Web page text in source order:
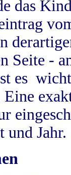
das
Seite -
es
und Jahr.